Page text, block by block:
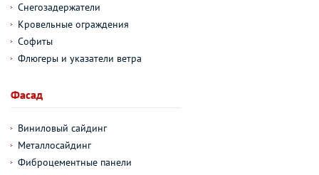
Снегозадержатели
Кровельные ограждения
Софиты
Флюгеры и указатели ветра
Фасад
Виниловый сайдинг
Металлосайдинг
Фиброцементные панели